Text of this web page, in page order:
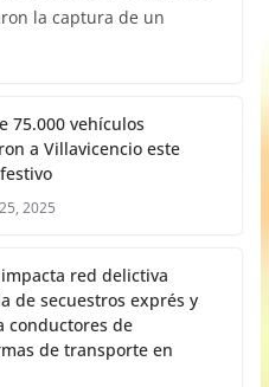
la captura de un
75.000 vehículos
a Villavicencio este
2025
red delictiva
de secuestros exprés y
conductores de
de transporte en